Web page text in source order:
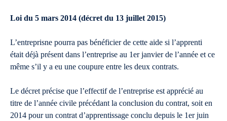
Loi du 5 mars 2014 (décret du 13 juillet 2015)
L’entreprisne pourra pas bénéficier de cette aide si l’apprenti
était déjà présent dans l’entreprise au 1er janvier de l’année et ce
même s’il y a eu une coupure entre les deux contrats.
Le décret précise que l’effectif de l’entreprise est apprécié au
titre de l’année civile précédant la conclusion du contrat, soit en
2014 pour un contrat d’apprentissage conclu depuis le 1er juin